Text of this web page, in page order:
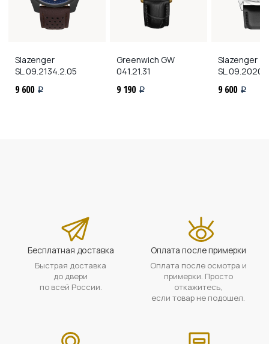
Slazenger
SL.09.2134.2.05
9 600 i
Greenwich GW
041.21.31
9 190 i
Slazenger
9 600 i
Бесплатная доставка
Быстрая доставка
до двери
по всей России.
Оплата после примерки
Оплата после осмотра и
примерки. Просто
откажитесь,
если товар не подошел.